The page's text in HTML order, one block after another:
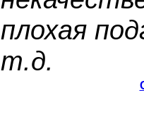
плохая
т.д.